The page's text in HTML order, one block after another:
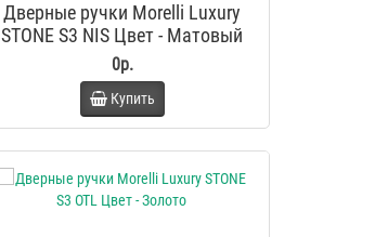
Дверные ручки Morelli Luxury
STONE S3 NIS Цвет - Матовый
никель
0р.
Купить